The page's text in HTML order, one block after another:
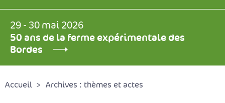
29 - 30 mai 2026
50 ans de la ferme expérimentale des
Bordes
Accueil Archives : thèmes et actes